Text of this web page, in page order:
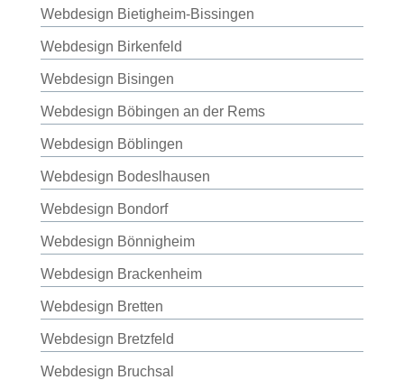
Webdesign Bietigheim-Bissingen
Webdesign Birkenfeld
Webdesign Bisingen
Webdesign Böbingen an der Rems
Webdesign Böblingen
Webdesign Bodeslhausen
Webdesign Bondorf
Webdesign Bönnigheim
Webdesign Brackenheim
Webdesign Bretten
Webdesign Bretzfeld
Webdesign Bruchsal